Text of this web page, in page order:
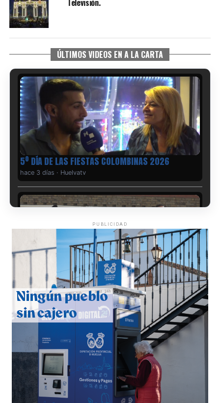
ÚLTIMOS VIDEOS EN A LA CARTA
5º DÍA DE LAS FIESTAS COLOMBINAS 2026
hace 3 días · Huelvatv
CUARTA CORRIDA DE LAS FIESTAS COLOMBINAS
2026
hace 4 días·Huelvatv
PUBLICIDAD